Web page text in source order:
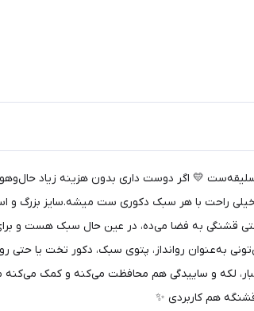
برای خونه‌های خوش‌سلیقه‌ست 💛 اگر دوست داری بدون هزینه
راحت با هر سبک دکوری ست میشه.سایز بزرگ و
قشنگی به فضا می‌ده، در عین حال سبک هست و
به‌عنوان روانداز، پتوی سبک، دکور تخت یا
لکه و ساییدگی هم محافظت می‌کنه و کمک می‌کنه
هم کاربردی ✨